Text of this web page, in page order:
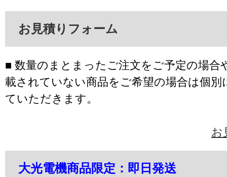
お見積りフォーム
■ 数量のまとまったご注文をご予定の場合
載されていない商品をご希望の場合は個別
ていただきます。
お
大光電機商品限定：即日発送